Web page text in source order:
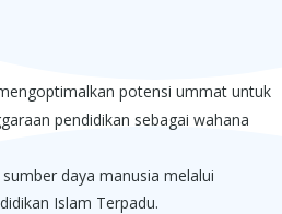
potensi ummat untuk
pendidikan sebagai wahana
daya manusia melalui
Islam Terpadu.